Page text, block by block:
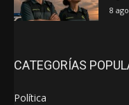
8
CATEGORÍAS
Política